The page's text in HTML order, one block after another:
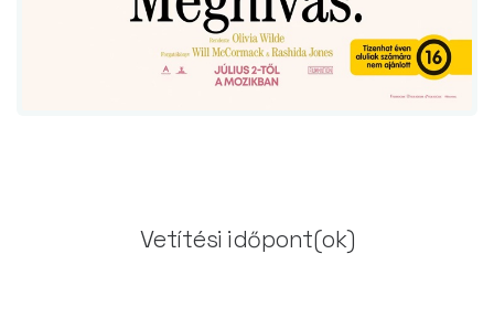
Vetítési időpont(ok)